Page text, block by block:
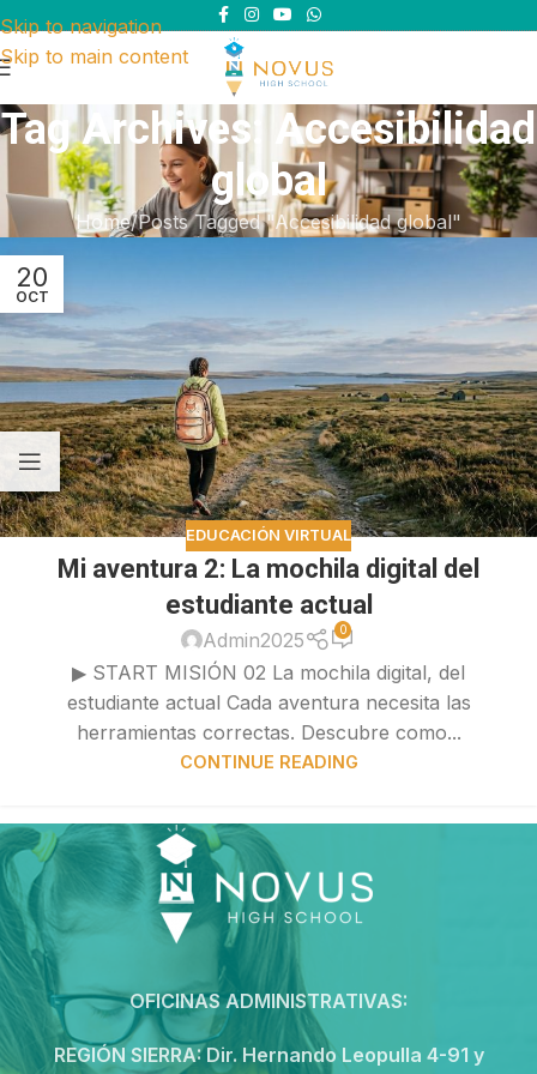
Skip to navigation
Skip to main content
Tag Archives: Accesibilidad
global
Home Posts Tagged "Accesibilidad global"
20
OCT
EDUCACIÓN VIRTUAL
Mi aventura 2: La mochila digital del
estudiante actual
Admin2025 0
▶ START MISIÓN 02 La mochila digital, del
estudiante actual Cada aventura necesita las
herramientas correctas. Descubre como...
CONTINUE READING
OFICINAS ADMINISTRATIVAS:
REGIÓN SIERRA:Dir. Hernando Leopulla 4-91 y